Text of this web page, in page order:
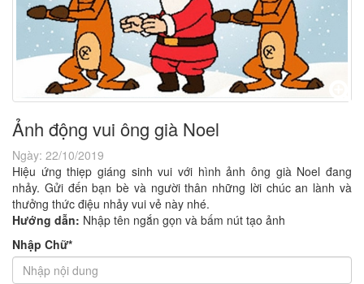
Ảnh động vui ông già Noel
Ngày: 22/10/2019
Hiệu ứng thiẹp giáng sinh vui với hình ảnh ông già Noel đang
nhảy. Gửi đến bạn bè và người thân những lời chúc an lành và
thưởng thức điệu nhảy vui vẻ này nhé.
Hướng dẫn: Nhập tên ngắn gọn và bấm nút tạo ảnh
Nhập Chữ*